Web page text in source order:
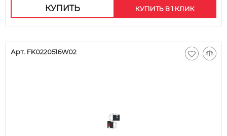
КУПИТЬ КУПИТЬ В 1 КЛИК
Арт. FK0220516W02